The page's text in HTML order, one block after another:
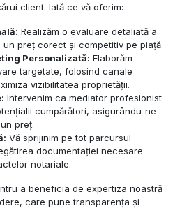
client. Iată ce vă oferim:
Realizăm o evaluare detaliată a
preț corect și competitiv pe piață.
Personalizată: Elaborăm
targetate, folosind canale
vizibilitatea proprietății.
Intervenim ca mediator profesionist
cumpărători, asigurându-ne
preț.
Vă sprijinim pe tot parcursul
documentației necesare
notariale.
a beneficia de expertiza noastră
care pune transparența și